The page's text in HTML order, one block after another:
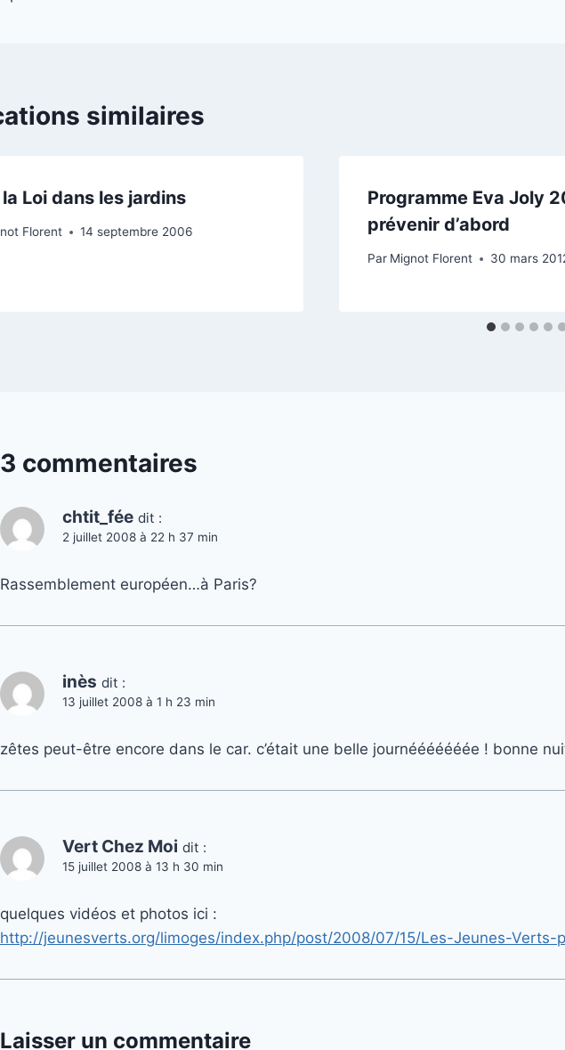
similaires
Loi dans les jardins
Florent 14 septembre 2006
Programme Eva Joly
prévenir d’abord
Par Mignot Florent 30 mars
3 commentaires
chtit_fée dit :
2 juillet 2008 à 22 h 37 min
Rassemblement européen…à Paris?
inès dit :
13 juillet 2008 à 1 h 23 min
zêtes peut-être encore dans le car. c’était une belle journééééééée ! bonne
Vert Chez Moi dit :
15 juillet 2008 à 13 h 30 min
quelques vidéos et photos ici :
http://jeunesverts.org/limoges/index.php/post/2008/07/15/Les-Jeunes-
Laisser un commentaire